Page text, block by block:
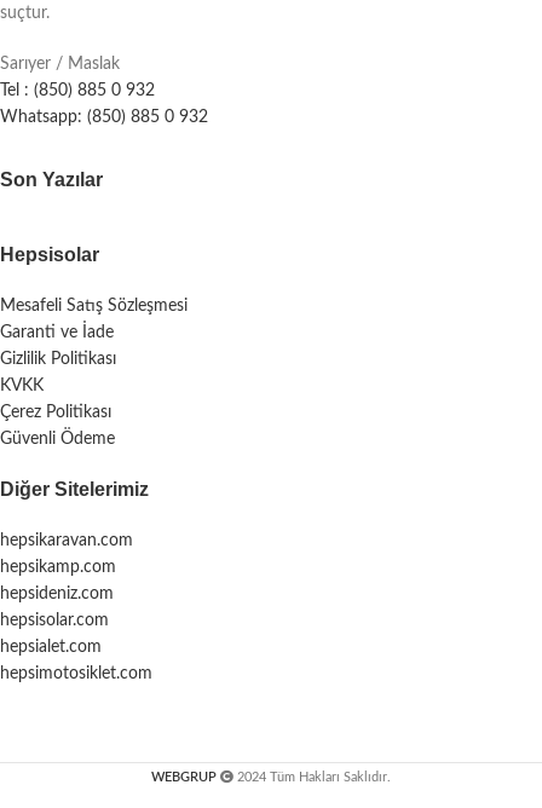
suçtur.
Sarıyer / Maslak
Tel : (850) 885 0 932
Whatsapp: (850) 885 0 932
Son Yazılar
Hepsisolar
Mesafeli Satış Sözleşmesi
Garanti ve İade
Gizlilik Politikası
KVKK
Çerez Politikası
Güvenli Ödeme
Diğer Sitelerimiz
hepsikaravan.com
hepsikamp.com
hepsideniz.com
hepsisolar.com
hepsialet.com
hepsimotosiklet.com
WEBGRUP 2024 Tüm Hakları Saklıdır.